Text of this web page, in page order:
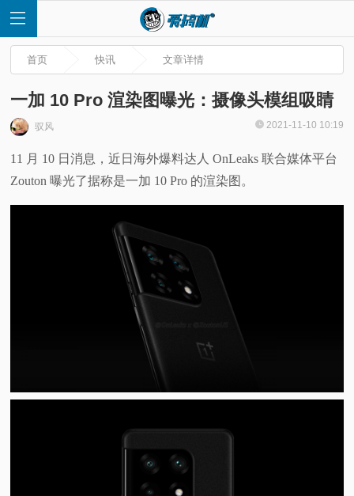
页
首页 快讯 文章详情
一加 10 Pro 渲染图曝光：摄像头模组吸睛
驭风 2021-11-10 10:19
11 月 10 日消息，近日海外爆料达人 OnLeaks 联合媒体平台
Zouton 曝光了据称是一加 10 Pro 的渲染图。